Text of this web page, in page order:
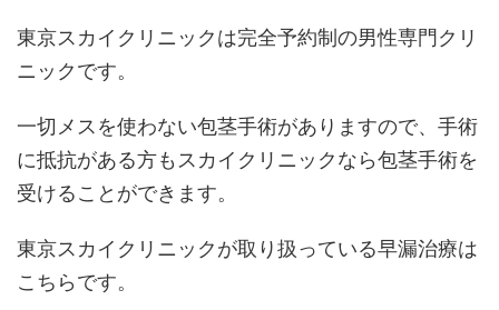
東京スカイクリニックは完全予約制の男性専門クリ
ニックです。
一切メスを使わない包茎手術がありますので、手術
に抵抗がある方もスカイクリニックなら包茎手術を
受けることができます。
東京スカイクリニックが取り扱っている早漏治療は
こちらです。